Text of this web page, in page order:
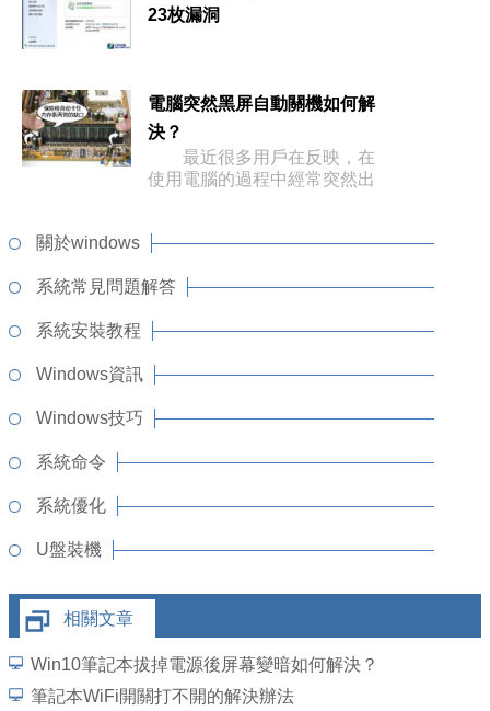
23枚漏洞
電腦突然黑屏自動關機如何解
決？
最近很多用戶在反映，在
使用電腦的過程中經常突然出
關於windows
系統常見問題解答
系統安裝教程
Windows資訊
Windows技巧
系統命令
系統優化
U盤裝機
相關文章
Win10筆記本拔掉電源後屏幕變暗如何解決？
筆記本WiFi開關打不開的解決辦法